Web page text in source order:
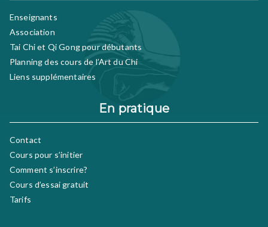
Enseignants
Association
Tai Chi et Qi Gong pour débutants
Planning des cours de l’Art du Chi
Liens supplémentaires
En pratique
Contact
Cours pour s’initier
Comment s’inscrire?
Cours d’essai gratuit
Tarifs